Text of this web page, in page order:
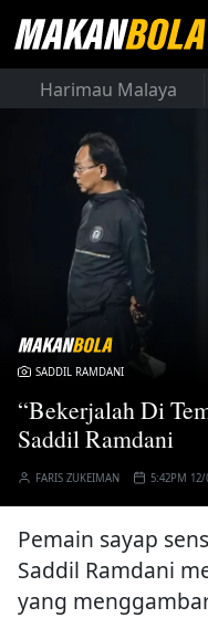
Harimau Malaya
SADDIL RAMDANI
“Bekerjalah Di
Saddil Ramdani
FARIS ZUKEIMAN 5:42PM 12/
Pemain sayap
Saddil Ramdani
yang